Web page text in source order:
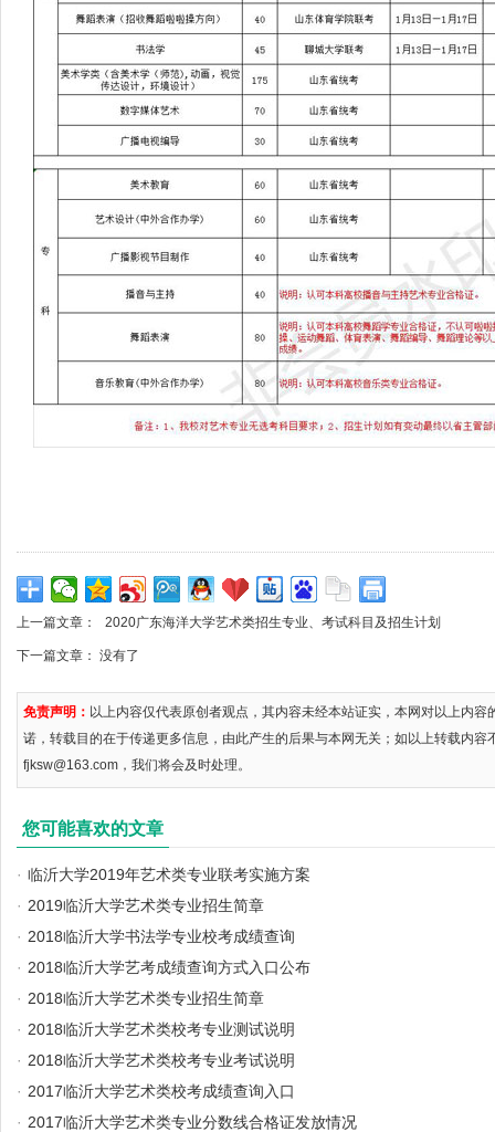
上一篇文章： 2020广东海洋大学艺术类招生专业、考试科目及招生计划
下一篇文章： 没有了
免责声明： 以上内容仅代表原创者观点，其内容未经本站证实，本网对以上内
诺，转载目的在于传递更多信息，由此产生的后果与本网无关；如以上转载内容
fjksw@163.com，我们将会及时处理。
您可能喜欢的文章
· 临沂大学2019年艺术类专业联考实施方案
· 2019临沂大学艺术类专业招生简章
· 2018临沂大学书法学专业校考成绩查询
· 2018临沂大学艺考成绩查询方式入口公布
· 2018临沂大学艺术类专业招生简章
· 2018临沂大学艺术类校考专业测试说明
· 2018临沂大学艺术类校考专业考试说明
· 2017临沂大学艺术类校考成绩查询入口
· 2017临沂大学艺术类专业分数线合格证发放情况